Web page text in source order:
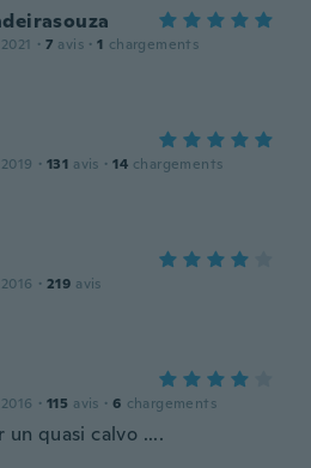
· 7 avis · 1 chargements
· 131 avis · 14 chargements
· 219 avis
· 115 avis · 6 chargements
un quasi calvo ....